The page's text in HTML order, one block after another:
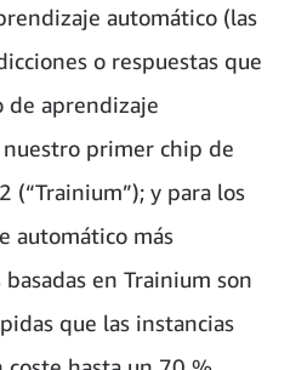
automático (las
o respuestas que
de aprendizaje
nuestro primer chip de
y para los
automático más
en Trainium son
que las instancias